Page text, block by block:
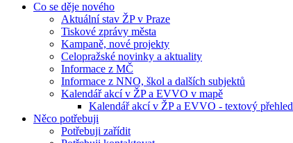
Co se děje nového
Aktuální stav ŽP v Praze
Tiskové zprávy města
Kampaně, nové projekty
Celopražské novinky a aktuality
Informace z MČ
Informace z NNO, škol a dalších subjektů
Kalendář akcí v ŽP a EVVO v mapě
Kalendář akcí v ŽP a EVVO - textový přehled
Něco potřebuji
Potřebuji zařídit